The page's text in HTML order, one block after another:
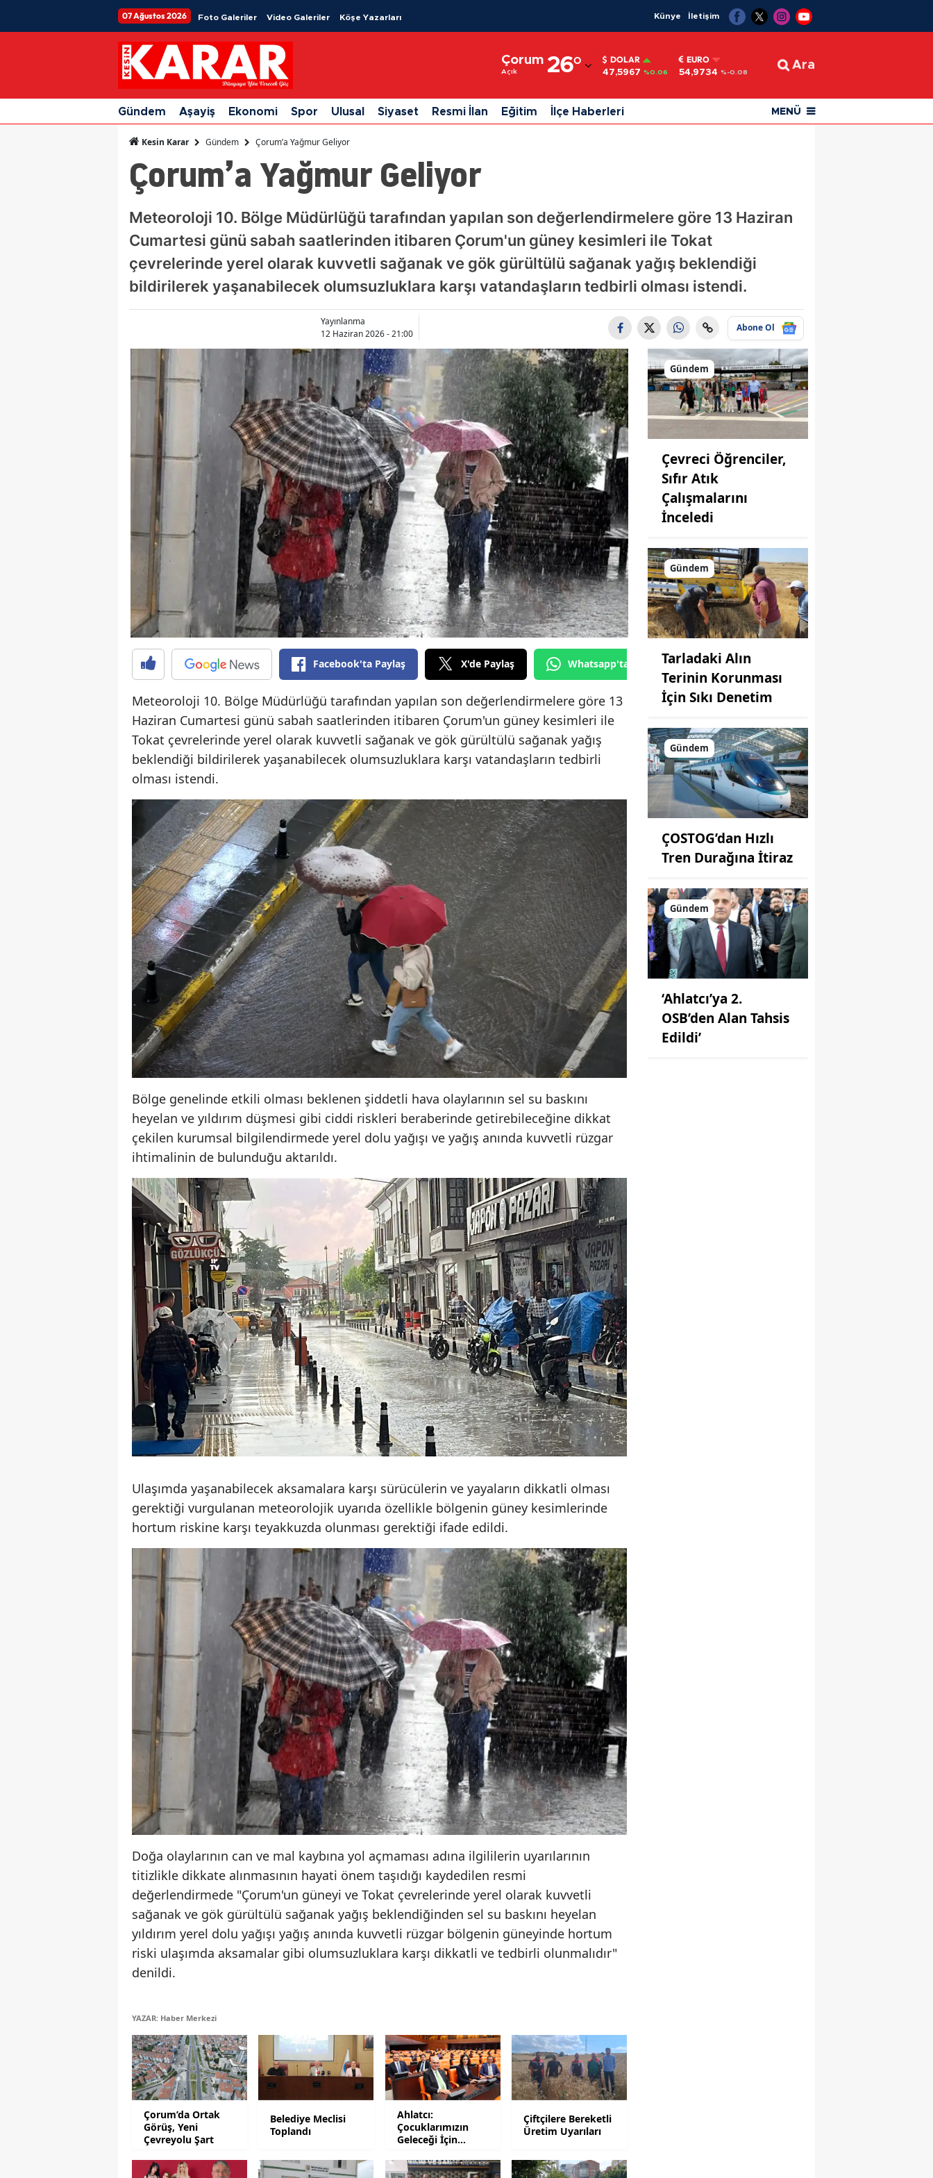
07 Ağustos 2026 Foto Galeriler Video Galeriler Köşe Yazarları Künye İletişim
Çorum
Açık 26°
Adıyaman
Afyonkarahisar
Ağrı
Antalya
Artvin
Aydın
Balıkesir
Bingöl
Bitlis
Bolu
Burdur
Bursa
Çanakkale
Çankırı
Çorum
Denizli
Diyarbakır
Edirne
Erzincan
Erzurum
Eskişehir
Giresun
Gümüşhane
Hakkari
Hatay
Isparta
Mersin
İstanbul
İzmir
Kars
Kastamonu
Kayseri
Kırklareli
Kocaeli
Konya
Kütahya
Malatya
Manisa
Kahramanmaraş
Mardin
Muğla
Muş
Nevşehir
Ordu
Sakarya
Samsun
Siirt
Sinop
Sivas
Tekirdağ
Tokat
Trabzon
Tunceli
Şanlıurfa
Uşak
Van
Yozgat
Zonguldak
Aksaray
Kırıkkale
Batman
Şırnak
Bartın
DOLAR
47,5967 %0.06
EURO
54,9734 %-0.08
Ara
Gündem Aşayiş Ekonomi Spor Ulusal Siyaset Resmi İlan Eğitim İlçe Haberleri MENÜ
Kesin Karar Gündem Çorum’a Yağmur Geliyor
Çorum’a Yağmur Geliyor
Meteoroloji 10. Bölge Müdürlüğü tarafından yapılan son değerlendirmelere göre 13 Haziran
Cumartesi günü sabah saatlerinden itibaren Çorum'un güney kesimleri ile Tokat
çevrelerinde yerel olarak kuvvetli sağanak ve gök gürültülü sağanak yağış beklendiği
bildirilerek yaşanabilecek olumsuzluklara karşı vatandaşların tedbirli olması istendi.
Yayınlanma
12 Haziran 2026 - 21:00
Abone Ol
Facebook'ta Paylaş X'de Paylaş Whatsapp'tan Gönder
Meteoroloji 10. Bölge Müdürlüğü tarafından yapılan son değerlendirmelere göre 13
Haziran Cumartesi günü sabah saatlerinden itibaren Çorum'un güney kesimleri ile
Tokat çevrelerinde yerel olarak kuvvetli sağanak ve gök gürültülü sağanak yağış
beklendiği bildirilerek yaşanabilecek olumsuzluklara karşı vatandaşların tedbirli
olması istendi.
Bölge genelinde etkili olması beklenen şiddetli hava olaylarının sel su baskını
heyelan ve yıldırım düşmesi gibi ciddi riskleri beraberinde getirebileceğine dikkat
çekilen kurumsal bilgilendirmede yerel dolu yağışı ve yağış anında kuvvetli rüzgar
ihtimalinin de bulunduğu aktarıldı.
Ulaşımda yaşanabilecek aksamalara karşı sürücülerin ve yayaların dikkatli olması
gerektiği vurgulanan meteorolojik uyarıda özellikle bölgenin güney kesimlerinde
hortum riskine karşı teyakkuzda olunması gerektiği ifade edildi.
Doğa olaylarının can ve mal kaybına yol açmaması adına ilgililerin uyarılarının
titizlikle dikkate alınmasının hayati önem taşıdığı kaydedilen resmi
değerlendirmede "Çorum'un güneyi ve Tokat çevrelerinde yerel olarak kuvvetli
sağanak ve gök gürültülü sağanak yağış beklendiğinden sel su baskını heyelan
yıldırım yerel dolu yağışı yağış anında kuvvetli rüzgar bölgenin güneyinde hortum
riski ulaşımda aksamalar gibi olumsuzluklara karşı dikkatli ve tedbirli olunmalıdır"
denildi.
YAZAR: Haber Merkezi
Çorum’da Ortak
Görüş, Yeni
Çevreyolu Şart
Belediye Meclisi
Toplandı
Ahlatcı:
Çocuklarımızın
Geleceği İçin
Çiftçilere Bereketli
Üretim Uyarıları
Gündem
Çevreci Öğrenciler,
Sıfır Atık
Çalışmalarını
İnceledi
Gündem
Tarladaki Alın
Terinin Korunması
İçin Sıkı Denetim
Gündem
ÇOSTOG’dan Hızlı
Tren Durağına İtiraz
Gündem
‘Ahlatcı’ya 2.
OSB’den Alan Tahsis
Edildi’